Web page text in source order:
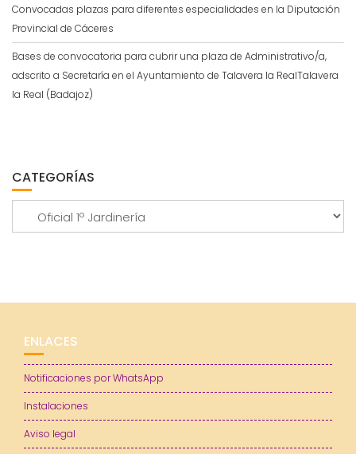
Convocadas plazas para diferentes especialidades en la Diputación
Provincial de Cáceres
Bases de convocatoria para cubrir una plaza de Administrativo/a,
adscrito a Secretaría en el Ayuntamiento de Talavera la RealTalavera
la Real (Badajoz)
CATEGORÍAS
ENLACES
Notificaciones por WhatsApp
Instalaciones
Aviso legal